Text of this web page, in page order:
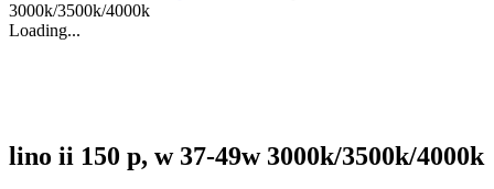
3000k/3500k/4000k
Loading...
lino ii 150 p, w 37-49w 3000k/3500k/4000k